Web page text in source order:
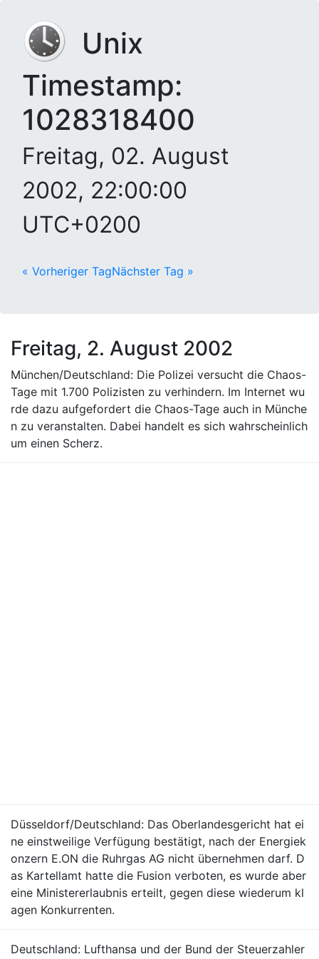
Unix
Timestamp:
1028318400
Freitag, 02. August
2002, 22:00:00
UTC+0200
« Vorheriger TagNächster Tag »
Freitag, 2. August 2002
München/Deutschland: Die Polizei versucht die Chaos-
Tage mit 1.700 Polizisten zu verhindern. Im Internet wu
rde dazu aufgefordert die Chaos-Tage auch in Münche
n zu veranstalten. Dabei handelt es sich wahrscheinlich
um einen Scherz.
Düsseldorf/Deutschland: Das Oberlandesgericht hat ei
ne einstweilige Verfügung bestätigt, nach der Energiek
onzern E.ON die Ruhrgas AG nicht übernehmen darf. D
as Kartellamt hatte die Fusion verboten, es wurde aber
eine Ministererlaubnis erteilt, gegen diese wiederum kl
agen Konkurrenten.
Deutschland: Lufthansa und der Bund der Steuerzahler